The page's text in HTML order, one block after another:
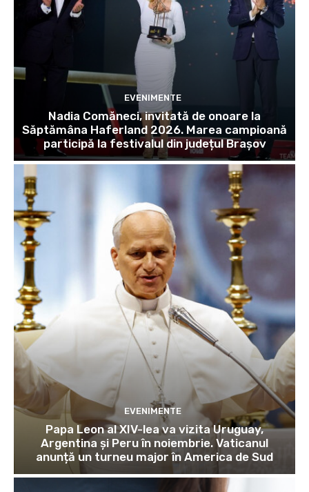
EVENIMENTE
Nadia Comăneci, invitată de onoare la
Săptămâna Haferland 2026. Marea campioană
participă la festivalul din județul Brașov
EVENIMENTE
Papa Leon al XIV-lea va vizita Uruguay,
Argentina și Peru în noiembrie. Vaticanul
anunță un turneu major în America de Sud